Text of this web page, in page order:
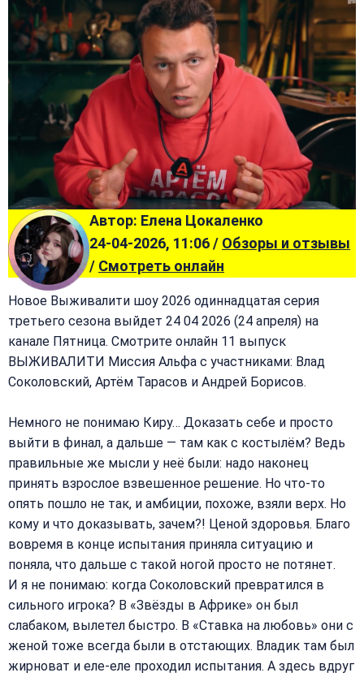
Автор: Елена Цокаленко
24-04-2026, 11:06 / Обзоры и отзывы
/ Смотреть онлайн
Новое Выживалити шоу 2026 одиннадцатая серия
третьего сезона выйдет 24 04 2026 (24 апреля) на
канале Пятница. Смотрите онлайн 11 выпуск
ВЫЖИВАЛИТИ Миссия Альфа с участниками: Влад
Соколовский, Артём Тарасов и Андрей Борисов.
Немного не понимаю Киру… Доказать себе и просто
выйти в финал, а дальше — там как с костылём? Ведь
правильные же мысли у неё были: надо наконец
принять взрослое взвешенное решение. Но что-то
опять пошло не так, и амбиции, похоже, взяли верх. Но
кому и что доказывать, зачем?! Ценой здоровья. Благо
вовремя в конце испытания приняла ситуацию и
поняла, что дальше с такой ногой просто не потянет.
И я не понимаю: когда Соколовский превратился в
сильного игрока? В «Звёзды в Африке» он был
слабаком, вылетел быстро. В «Ставка на любовь» они с
женой тоже всегда были в отстающих. Владик там был
жирноват и еле-еле проходил испытания. А здесь вдруг